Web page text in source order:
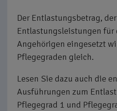
Der Entlastungsbetrag,
Entlastungsleistungen für
Angehörigen eingesetzt
Pflegegraden gleich.
Lesen Sie dazu auch die
Ausführungen zum
Pflegegrad 1 und